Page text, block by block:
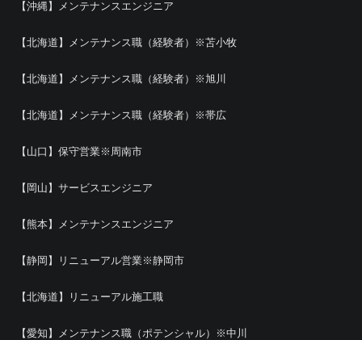
【沖縄】メンテナンスエンジニア
【北海道】メンテナンス職（経験者）※苫小牧
【北海道】メンテナンス職（経験者）※旭川
【北海道】メンテナンス職（経験者）※帯広
【山口】保守営業※周南市
【岡山】サービスエンジニア
【熊本】メンテナンスエンジニア
【静岡】リニューアル営業※静岡市
【北海道】リニューアル施工職
【愛知】メンテナンス職（ポテンシャル）※中川